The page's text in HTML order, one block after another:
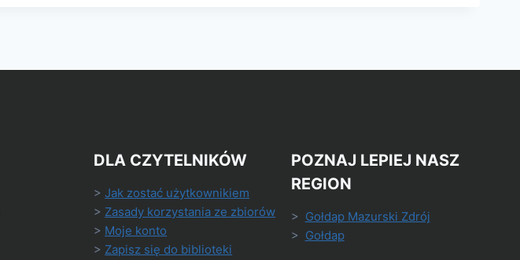
DLA CZYTELNIKÓW
>Jak zostać użytkownikiem
> Zasady korzystania ze zbiorów
> Moje konto
> Zapisz się do biblioteki
POZNAJ LEPIEJ NASZ
REGION
> Gołdap Mazurski Zdrój
> Gołdap